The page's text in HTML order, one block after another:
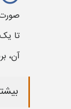
صورت
آن،